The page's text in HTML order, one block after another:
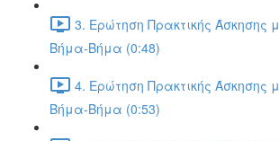
3. Ερώτηση Πρακτικής Άσκησης
Βήμα-Βήμα (0:48)
4. Ερώτηση Πρακτικής Άσκησης
Βήμα-Βήμα (0:53)